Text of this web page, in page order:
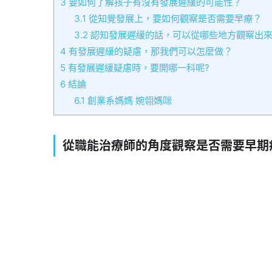
3.1 從知覺發展上，要如何觀察是否需要早療？
3.2 認知發展遲緩的話，可以從哪些地方觀察出
4 有發展遲緩的疑慮，那我們可以怎麼做？
5 有發展遲緩疑慮時，要開哪一科呢?
6 結論
6.1 創業系媽媽 婉翎媽咪
從職能治療師的角度觀察是否需要早期